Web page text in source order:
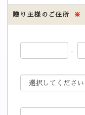
贈り主様のご住所 ※
-